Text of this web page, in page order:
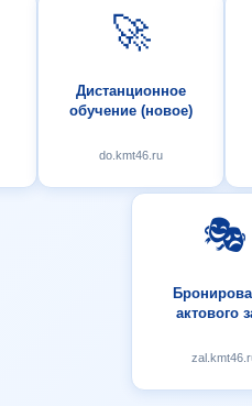
🚀
Дистанционное
обучение (новое)
do.kmt46.ru
🎭
актового